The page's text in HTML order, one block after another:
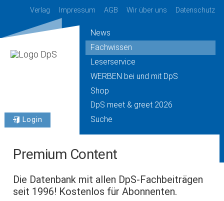
Verlag Impressum AGB Wir über uns Datenschutz
Login
News
Fachwissen
Leserservice
WERBEN bei und mit DpS
Shop
DpS meet & greet 2026
Suche
Premium Content
Die Datenbank mit allen DpS-Fachbeiträgen
seit 1996! Kostenlos für Abonnenten.